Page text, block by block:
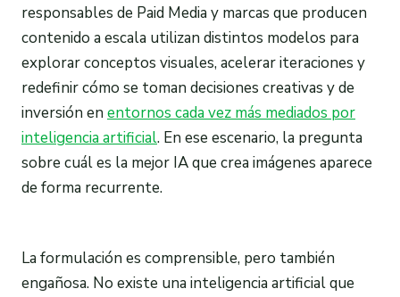
responsables de Paid Media y marcas que producen
contenido a escala utilizan distintos modelos para
explorar conceptos visuales, acelerar iteraciones y
redefinir cómo se toman decisiones creativas y de
inversión en entornos cada vez más mediados por
inteligencia artificial. En ese escenario, la pregunta
sobre cuál es la mejor IA que crea imágenes aparece
de forma recurrente.
La formulación es comprensible, pero también
engañosa. No existe una inteligencia artificial que